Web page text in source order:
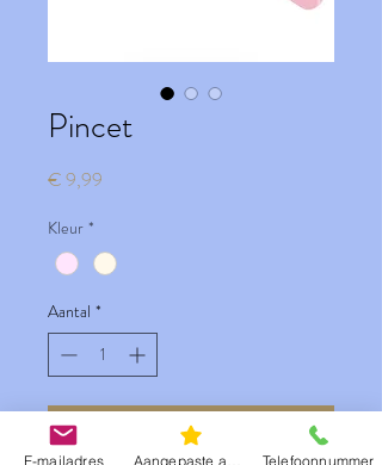
Pincet
€ 9,99
Kleur *
Aantal *
In winkelwagen
E-mailadres Telefoonnummer